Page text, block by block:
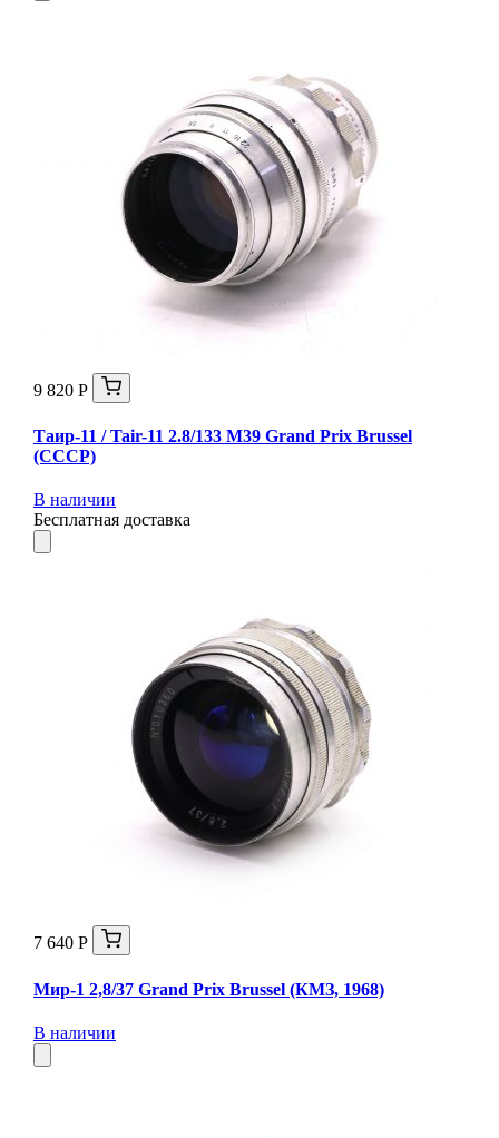
9 820 Р
Таир-11 / Tair-11 2.8/133 M39 Grand Prix Brussel
(СССР)
В наличии
Бесплатная доставка
7 640 Р
Мир-1 2,8/37 Grand Prix Brussel (КМЗ, 1968)
В наличии